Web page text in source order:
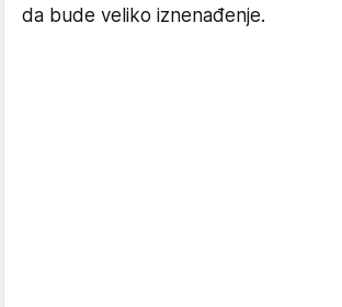
da bude veliko iznenađenje.